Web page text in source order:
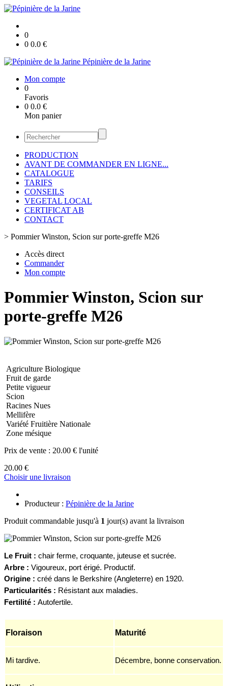
0
0 0.0 €
Pépinière de la Jarine
Mon compte
0
Favoris
0 0.0 €
Mon panier
PRODUCTION
AVANT DE COMMANDER EN LIGNE...
CATALOGUE
TARIFS
CONSEILS
VEGETAL LOCAL
CERTIFICAT AB
CONTACT
> Pommier Winston, Scion sur porte-greffe M26
Accès direct
Commander
Mon compte
Pommier Winston, Scion sur
porte-greffe M26
Agriculture Biologique
Fruit de garde
Petite vigueur
Scion
Racines Nues
Mellifère
Variété Fruitière Nationale
Zone mésique
Prix de vente : 20.00 € l'unité
20.00 €
Choisir une livraison
Producteur : Pépinière de la Jarine
Produit commandable jusqu'à 1 jour(s) avant la livraison
Le Fruit : chair ferme, croquante, juteuse et sucrée.
Arbre : Vigoureux, port érigé. Productif.
Origine : créé dans le Berkshire (Angleterre) en 1920.
Particularités : Résistant aux maladies.
Fertilité : Autofertile.
Floraison Maturité
Mi tardive. Décembre, bonne conservation.